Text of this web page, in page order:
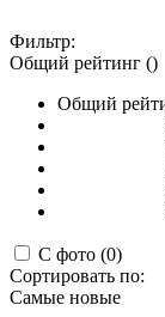
Фильтр:
Общий рейтинг ()
Общий
С фото (0)
Сортировать по:
Самые новые